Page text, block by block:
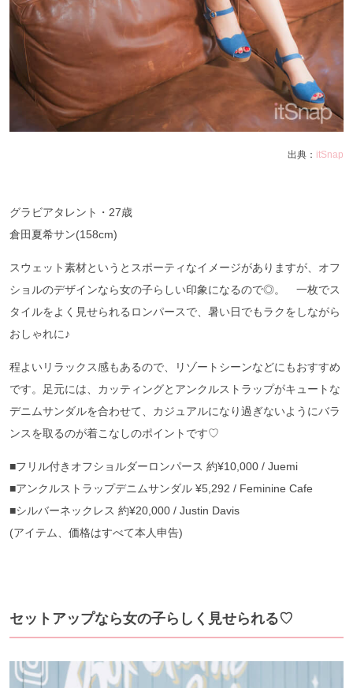
出典： itSnap
グラビアタレント・27歳
倉田夏希サン(158cm)
スウェット素材というとスポーティなイメージがありますが、オフ
ショルのデザインなら女の子らしい印象になるので◎。 一枚でス
タイルをよく見せられるロンパースで、暑い日でもラクをしながら
おしゃれに♪
程よいリラックス感もあるので、リゾートシーンなどにもおすすめ
です。足元には、カッティングとアンクルストラップがキュートな
デニムサンダルを合わせて、カジュアルになり過ぎないようにバラ
ンスを取るのが着こなしのポイントです♡
■フリル付きオフショルダーロンパース 約¥10,000 / Juemi
■アンクルストラップデニムサンダル ¥5,292 / Feminine Cafe
■シルバーネックレス 約¥20,000 / Justin Davis
(アイテム、価格はすべて本人申告)
セットアップなら女の子らしく見せられる♡